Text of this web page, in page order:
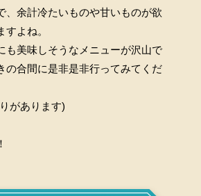
、余計冷たいものや甘いものが欲
すよね。
も美味しそうなメニューが沢山で
の合間に是非是非行ってみてくだ
があります)